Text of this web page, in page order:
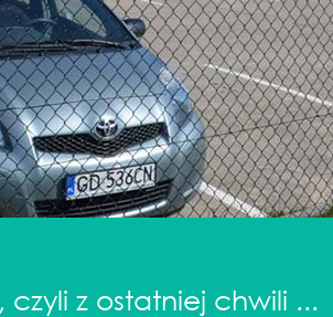
, czyli z ostatniej chwili ...